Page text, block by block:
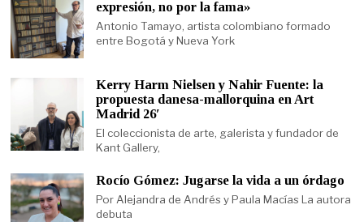
expresión, no por la fama»
Antonio Tamayo, artista colombiano formado
entre Bogotá y Nueva York
Kerry Harm Nielsen y Nahir Fuente: la
propuesta danesa-mallorquina en Art
Madrid 26′
El coleccionista de arte, galerista y fundador de
Kant Gallery,
Rocío Gómez: Jugarse la vida a un órdago
Por Alejandra de Andrés y Paula Macías La autora
debuta